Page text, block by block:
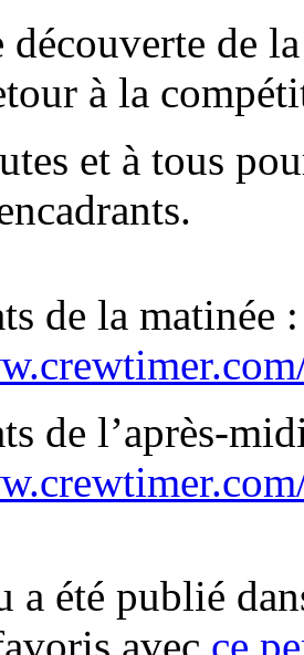
découverte de
à la
et à tous
de la matinée :
de l’après-
a été publié
avec ce